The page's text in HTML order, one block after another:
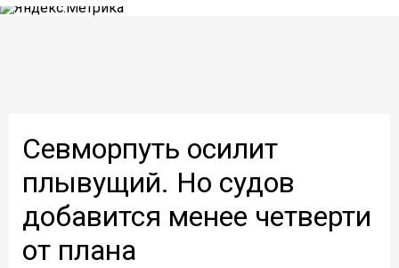
Севморпуть осилит
плывущий. Но судов
добавится менее четверти
от плана